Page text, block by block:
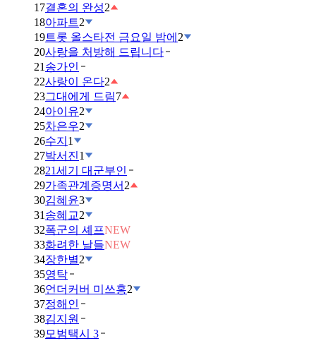
17결혼의 완성2
18아파트2
19트롯 올스타전 금요일 밤에 2
20사랑을 처방해 드립니다
21 송가인
22사랑이 온다2
23그대에게 드림7
24아이유2
25차은우2
26수지 1
27박서진1
2821세기 대군부인
29가족관계증명서 2
30김혜윤3
31 송혜교2
32폭군의 셰프NEW
33화려한 날들NEW
34장한별2
35영탁
36언더커버 미쓰홍2
37정해인
38김지원
39모범택시 3